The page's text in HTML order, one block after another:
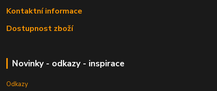
Kontaktní informace
Dostupnost zboží
Novinky - odkazy - inspirace
Odkazy